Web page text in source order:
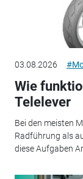
03.08.2026
Wie
Telelever
Bei den meisten
Radführung als
diese Aufgaben